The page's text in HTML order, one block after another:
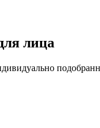
лица